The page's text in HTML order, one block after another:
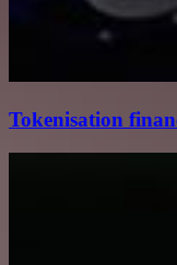
Tokenisation